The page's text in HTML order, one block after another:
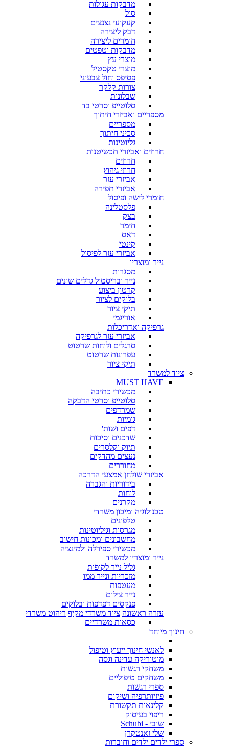
מדבקות עגולות
סול
קעקועי נצנצים
דבק ליצירה
חומרים ליצירה
מדבקות וטפטים
מוצרי עץ
מוצרי טקסטיל
פסיפס וחול צבעוני
צורות קלקר
שבלונות
סלוטייפ וסרטי בד
מספריים ואביזרי חיתוך
מספריים
סכיני חיתוך
גליוטינות
חרוזים ואביזרי תכשיטנות
חרוזים
חרוזי גיהוץ
אביזרי עזר
אביזרי תפירה
חומרי לישה ופיסול
פלסטלינה
בצק
חימר
דאס
קינטי
אביזרי עזר לפיסול
נייר ומוצריו
מסגרות
נייר ובריסטול גדלים שונים
קרטון ביצוע
בלוקים לציור
תיקי ציור
אוריגמי
גרפיקה ואדריכלות
אביזרי עזר לגרפיקה
סרגלים ולוחות שרטוט
עפרונות שרטוט
תיקי ציור
ציוד למשרד
MUST HAVE
מכשירי כתיבה
סלוטייפ וסרטי הדבקה
שמרדפים
גומיות
דפים ושות'
שדכנים וסיכות
תיוק וקלסרים
נעצים מהדקים
מחוררים
אביזרי שולחן אמצעי הדרכה
בידוריות והגברה
לוחות
מקרנים
טכנולוגיה ומיכון משרדי
טלפונים
מגרסות וגיליוטינות
מחשבונים ומכונות חישוב
מכשירי ספירלה ולמינציה
נייר ומוצריו למשרד
גליל נייר לקופות
מזכריות ונייר ממו
מעטפות
נייר צילום
פנקסים דפדפות ובלוקים
עזרה ראשונה ציוד משרדי מקיף ריהוט משרדי
כסאות משרדיים
חינוך מיוחד
לאנשי חינוך ייעוץ וטיפול
מוטוריקה עדינה וגסה
משחקי רגשות
משחקים טיפוליים
ספרי רגשות
פיזיותרפיה ושיקום
קלינאות תקשורת
ריפוי בעיסוק
שובי - Schubi
שלי זאנטקרן
ספרי ילדים ילדים וחוברות